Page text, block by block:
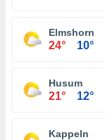
Elmshorn
24° 10°
Husum
21° 12°
Kappeln